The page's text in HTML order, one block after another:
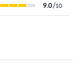
9.0/10